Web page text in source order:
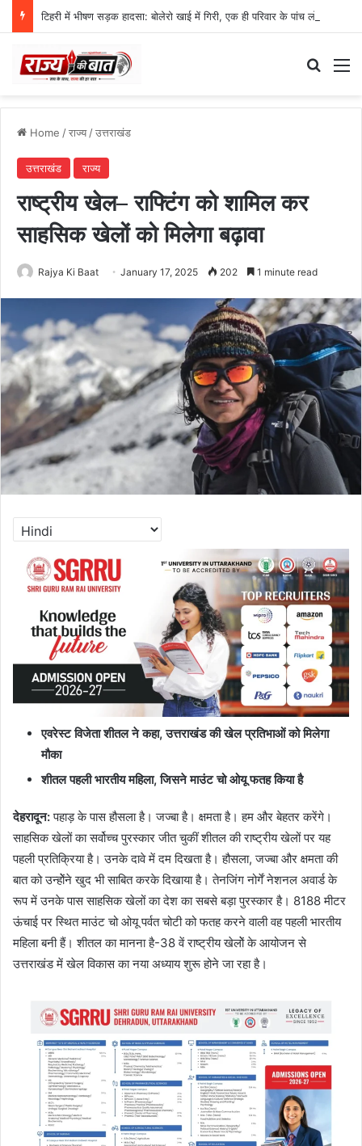
Home /राज्य/उत्तराखंड
उत्तराखंड राज्य
राष्ट्रीय खेल– राफ्टिंग को शामिल कर
साहसिक खेलों को मिलेगा बढ़ावा
Rajya Ki Baat January 17, 2025 202 1 minute read
एवरेस्ट विजेता शीतल ने कहा,उत्तराखंड की खेल प्रतिभाओं को मिलेगा
मौका
शीतल पहली भारतीय महिला,जिसने माउंट चो ओयू फतह किया है
देहरादून:पहाड़ के पास हौसला है। जज्बा है। क्षमता है। हम और बेहतर करेंगे।
साहसिक खेलों का सर्वोच्च पुरस्कार जीत चुकीं शीतल की राष्ट्रीय खेलों पर यह
पहली प्रतिक्रिया है। उनके दावे में दम दिखता है। हौसला, जज्बा और क्षमता की
बात को उन्होेंने खुद भी साबित करके दिखाया है। तेनजिंग नोर्गें नेशनल अवार्ड के
रूप में उनके पास साहसिक खेलों का देश का सबसे बड़ा पुरस्कार है। 8188 मीटर
ऊंचाई पर स्थित माउंट चो ओयू पर्वत चोटी को फतह करने वाली वह पहली भारतीय
महिला बनी हैं। शीतल का मानना है-38 वें राष्ट्रीय खेलोें के आयोजन से
उत्तराखंड में खेल विकास का नया अध्याय शुरू होने जा रहा है।